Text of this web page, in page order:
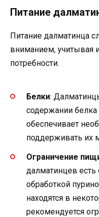
Питание
Питание далматинца
вниманием, учитывая
потребности.
Белки:
содержании
обеспечивает
поддерживать
Ограничение
далматинцев
обработкой
находятся в
рекомендуется